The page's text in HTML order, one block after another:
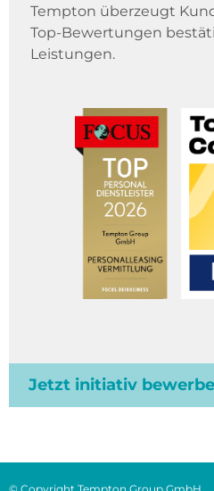
Tempton überzeugt
Top-Bewertungen
Leistungen.
Jetzt initiativ